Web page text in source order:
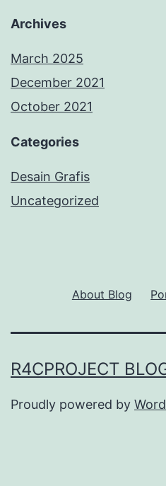
Archives
March 2025
December 2021
October 2021
Categories
Desain Grafis
Uncategorized
About Blog
R4CPROJECT
Proudly powered by